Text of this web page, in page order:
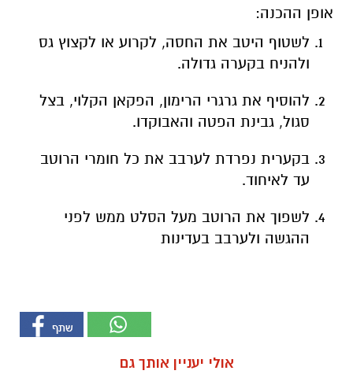
אופן ההכנה:
לשטוף היטב את החסה, לקרוע או לקצוץ גס
ולהניח בקערה גדולה.
להוסיף את גרגרי הרימון, הפקאן הקלוי, בצל
סגול, גבינת הפטה והאבוקדו.
בקערית נפרדת לערבב את כל חומרי הרוטב
עד לאיחוד.
לשפוך את הרוטב מעל הסלט ממש לפני
ההגשה ולערבב בעדינות
אולי יעניין אותך גם